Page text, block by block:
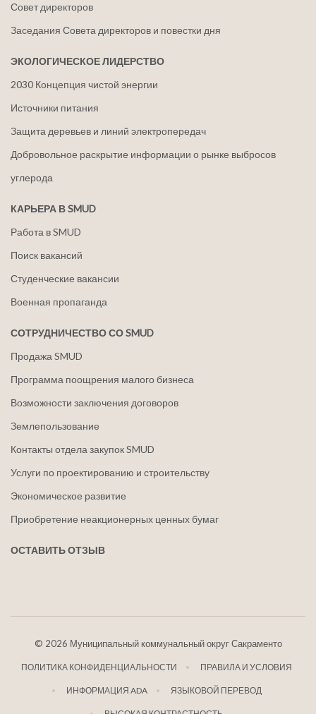
Совет директоров
Заседания Совета директоров и повестки дня
ЭКОЛОГИЧЕСКОЕ ЛИДЕРСТВО
2030 Концепция чистой энергии
Источники питания
Защита деревьев и линий электропередач
Добровольное раскрытие информации о рынке выбросов
углерода
КАРЬЕРА В SMUD
Работа в SMUD
Поиск вакансий
Студенческие вакансии
Военная пропаганда
СОТРУДНИЧЕСТВО СО SMUD
Продажа SMUD
Программа поощрения малого бизнеса
Возможности заключения договоров
Землепользование
Контакты отдела закупок SMUD
Услуги по проектированию и строительству
Экономическое развитие
Приобретение неакционерных ценных бумаг
ОСТАВИТЬ ОТЗЫВ
© 2026 Муниципальный коммунальный округ Сакраменто
ПОЛИТИКА КОНФИДЕНЦИАЛЬНОСТИ ПРАВИЛА И УСЛОВИЯ
ИНФОРМАЦИЯ ADA ЯЗЫКОВОЙ ПЕРЕВОД